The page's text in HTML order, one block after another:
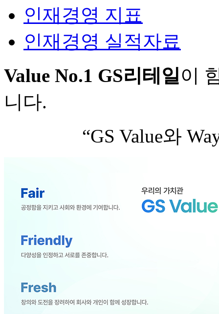
인재경영 지표
인재경영 실적자료
Value No.1 GS리테일이
니다.
“GS Value와